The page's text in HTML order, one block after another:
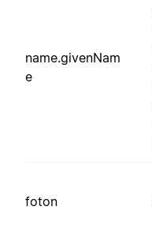
name.givenNam
e
foton